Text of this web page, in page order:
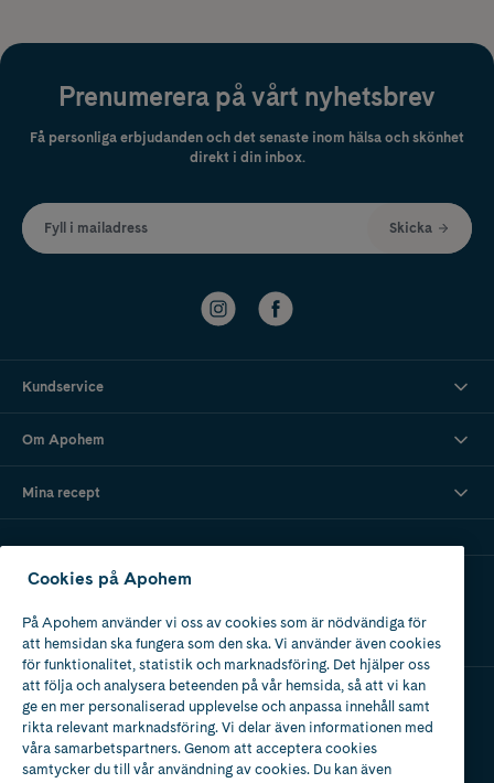
Prenumerera på vårt nyhetsbrev
Få personliga erbjudanden och det senaste inom hälsa och skönhet
direkt i din inbox.
Fyll i mailadress Skicka
Kundservice
Om Apohem
Mina recept
Ladda ner vår app
Apotek med tillstånd
av Läkemedelsverket
Cookies på Apohem
På Apohem använder vi oss av cookies som är nödvändiga för
att hemsidan ska fungera som den ska. Vi använder även cookies
för funktionalitet, statistik och marknadsföring. Det hjälper oss
att följa och analysera beteenden på vår hemsida, så att vi kan
ge en mer personaliserad upplevelse och anpassa innehåll samt
rikta relevant marknadsföring. Vi delar även informationen med
våra samarbetspartners. Genom att acceptera cookies
samtycker du till vår användning av cookies. Du kan även